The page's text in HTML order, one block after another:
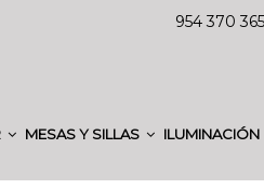
954 370 365
MESAS Y SILLAS ILUMINACIÓN